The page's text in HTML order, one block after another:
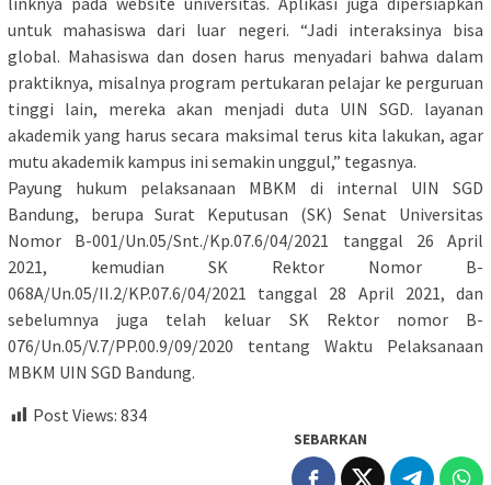
untuk mahasiswa dari luar negeri. “Jadi interaksinya bisa
global. Mahasiswa dan dosen harus menyadari bahwa dalam
praktiknya, misalnya program pertukaran pelajar ke perguruan
tinggi lain, mereka akan menjadi duta UIN SGD. layanan
akademik yang harus secara maksimal terus kita lakukan, agar
mutu akademik kampus ini semakin unggul,” tegasnya.
Payung hukum pelaksanaan MBKM di internal UIN SGD
Bandung, berupa Surat Keputusan (SK) Senat Universitas
Nomor B-001/Un.05/Snt./Kp.07.6/04/2021 tanggal 26 April
2021, kemudian SK Rektor Nomor B-
068A/Un.05/II.2/KP.07.6/04/2021 tanggal 28 April 2021, dan
sebelumnya juga telah keluar SK Rektor nomor B-
076/Un.05/V.7/PP.00.9/09/2020 tentang Waktu Pelaksanaan
MBKM UIN SGD Bandung.
Post Views: 834
SEBARKAN